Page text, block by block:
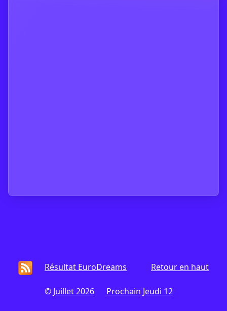
Retour en haut
Résultat EuroDreams
© Juillet 2026 Prochain Jeudi 12